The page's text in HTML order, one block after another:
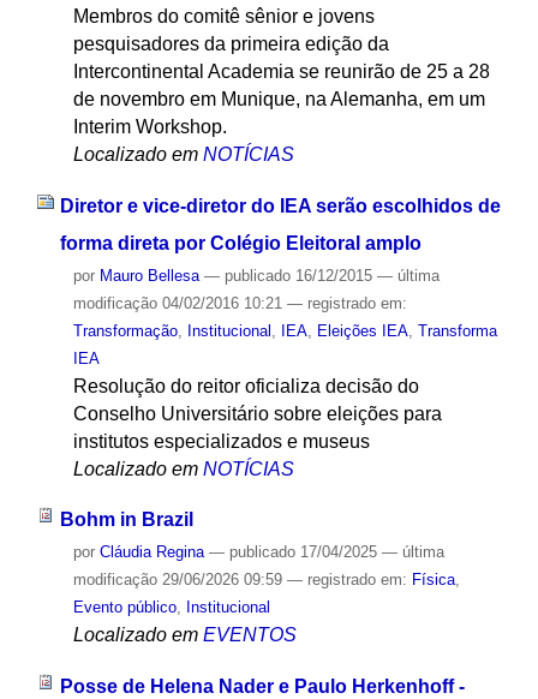
Membros do comitê sênior e jovens
pesquisadores da primeira edição da
Intercontinental Academia se reunirão de 25 a 28
de novembro em Munique, na Alemanha, em um
Interim Workshop.
Localizado em NOTÍCIAS
Diretor e vice-diretor do IEA serão escolhidos de
forma direta por Colégio Eleitoral amplo
por Mauro Bellesa — publicado16/12/2015 — última
modificação04/02/2016 10:21 — registrado em:
Transformação, Institucional IEA, Eleições IEA, Transforma
IEA
Resolução do reitor oficializa decisão do
Conselho Universitário sobre eleições para
institutos especializados e museus
Localizado em NOTÍCIAS
Bohm in Brazil
por Cláudia Regina — publicado17/04/2025 — última
modificação29/06/2026 09:59 — registrado em: Física,
Evento público, Institucional
Localizado em EVENTOS
Posse de Helena Nader e Paulo Herkenhoff -